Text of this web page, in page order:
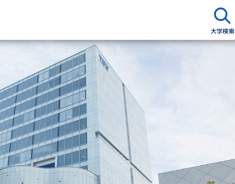
大学検索
資料請求
大学・短大の資料種類から請求
大学パンフ
学部・学科パンフ
総合型選抜・学校推薦型選抜 募集要項＆願書
大学入学共通テスト利用選抜の募集要項＆願書